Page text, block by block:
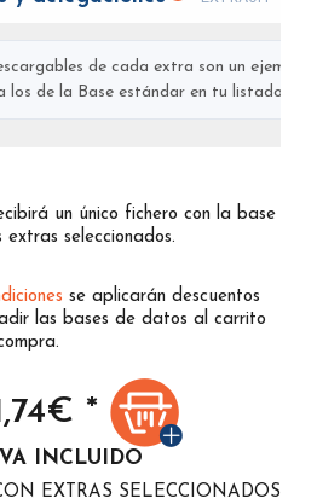
de cada extra son un
los de la Base estándar en tu listado
un único fichero con la base
seleccionados.
se aplicarán descuentos
las bases de datos al carrito
€ *
IVA INCLUIDO
EXTRAS SELECCIONADOS